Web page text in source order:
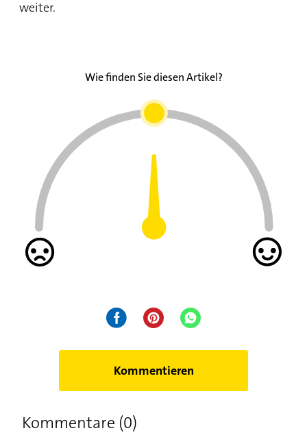
weiter.
Wie finden Sie diesen Artikel?
Kommentieren
Kommentare (0)